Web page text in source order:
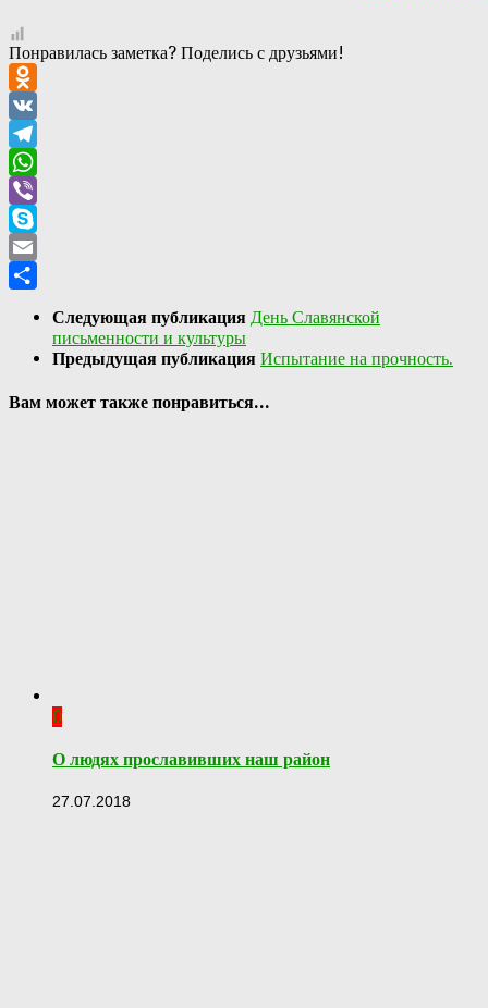
Понравилась заметка? Поделись с друзьями!
Odnoklassniki
VK
Telegram
WhatsApp
Viber
Skype
Email
Следующая публикация День Славянской
письменности и культуры
Предыдущая публикация Испытание на прочность.
Вам может также понравиться...
0
О людях прославивших наш район
27.07.2018